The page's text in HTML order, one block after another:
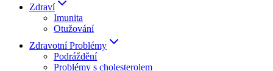
Zdraví
Imunita
Otužování
Zdravotní Problémy
Podráždění
Problémy s cholesterolem